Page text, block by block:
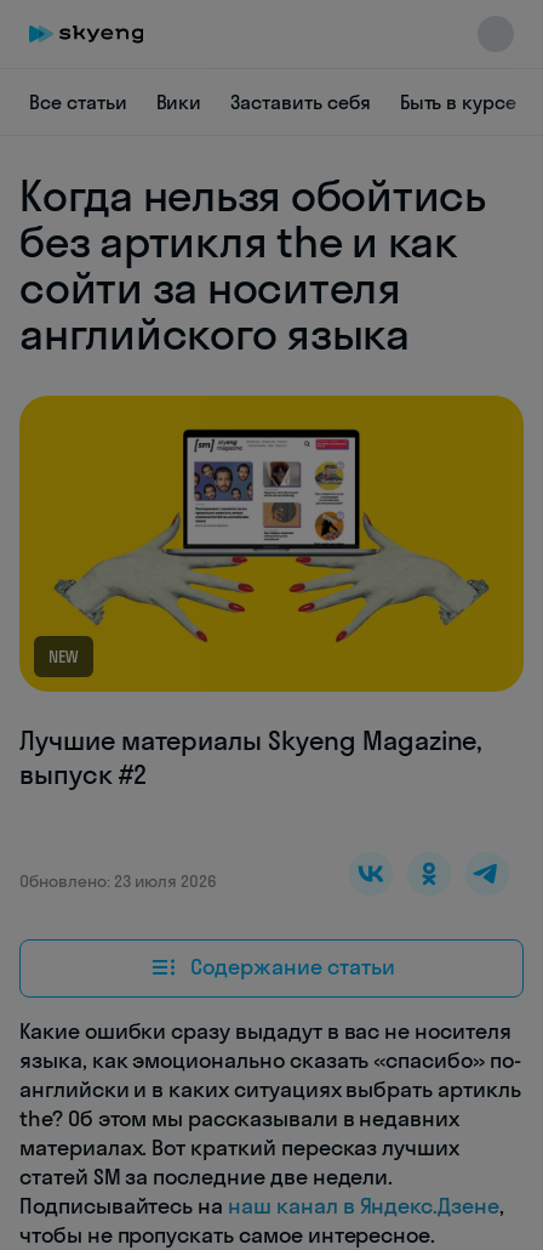
Все статьи Вики Заставить себя Быть в курсе
Когда нельзя обойтись
без артикля the и как
сойти за носителя
английского языка
NEW
Лучшие материалы Skyeng Magazine,
выпуск #2
Обновлено: 23 июля 2026
Содержание статьи
Какие ошибки сразу выдадут в вас не носителя
языка, как эмоционально сказать «спасибо» по-
английски и в каких ситуациях выбрать артикль
the? Об этом мы рассказывали в недавних
материалах. Вот краткий пересказ лучших
статей SM за последние две недели.
Подписывайтесь на наш канал в Яндекс.Дзене,
чтобы не пропускать самое интересное.
Skyeng Chat
online